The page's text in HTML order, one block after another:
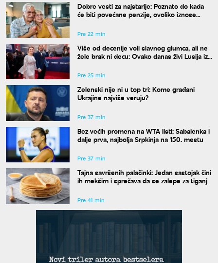
Dobre vesti za najstarije: Poznato do kada
će biti povećane penzije, ovoliko iznose
Pre 22 min
Više od decenije voli slavnog glumca, ali ne
žele brak ni decu: Ovako danas živi Lusija iz
Pre 25 min
Zelenski nije ni u top tri: Kome građani
Ukrajine najviše veruju?
Pre 37 min
Bez većih promena na WTA listi: Sabalenka i
dalje prva, najbolja Srpkinja na 150. mestu
Pre 37 min
Tajna savršenih palačinki: Jedan sastojak čini
ih mekšim i sprečava da se zalepe za tiganj
Pre 41 min